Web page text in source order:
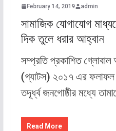
February 14, 2019 admin
সামাজিক যোগাযোগ
দিক তুলে ধরার আহ্বান
সম্প্রতি প্রকাশিত গ্লোবাল
(গ্যাটস) ২০১৭ এর ফলাফল
তদূর্ধ্ব জনগোষ্ঠীর মধ্যে
Read More